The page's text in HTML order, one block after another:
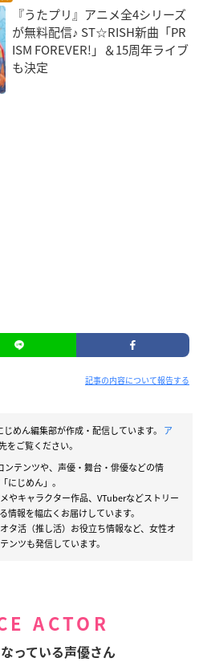
『うたプリ』アニメ全4シリーズ
が無料配信♪ ST☆RISH新曲「PR
ISM FOREVER!」＆15周年ライブ
も決定
記事の内容について報告する
じめん編集部が作成・配信しています。 ア
をご覧ください。
テンツや、声優・舞台・俳優などの情
にじめん」。
やキャラクター作品、VTuberなどストリー
情報を幅広くお届けしています。
タ活（推し活）お役立ち情報など、女性オ
ンツも発信しています。
ACTOR
っている声優さん